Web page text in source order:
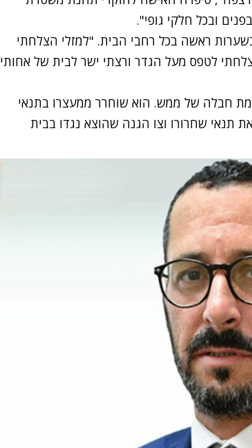
ובכל חלקי גופי".
ראשה בכל רחבי הבית. "למזלי הצלחתי
לטפס מעל הגדר ורצתי ישר לבית של אחותי
חבלה של ממש. הוא שוחרר ממעצרו בתנאי
שחרורו וצו הגנה שהוצא נגדו בבית